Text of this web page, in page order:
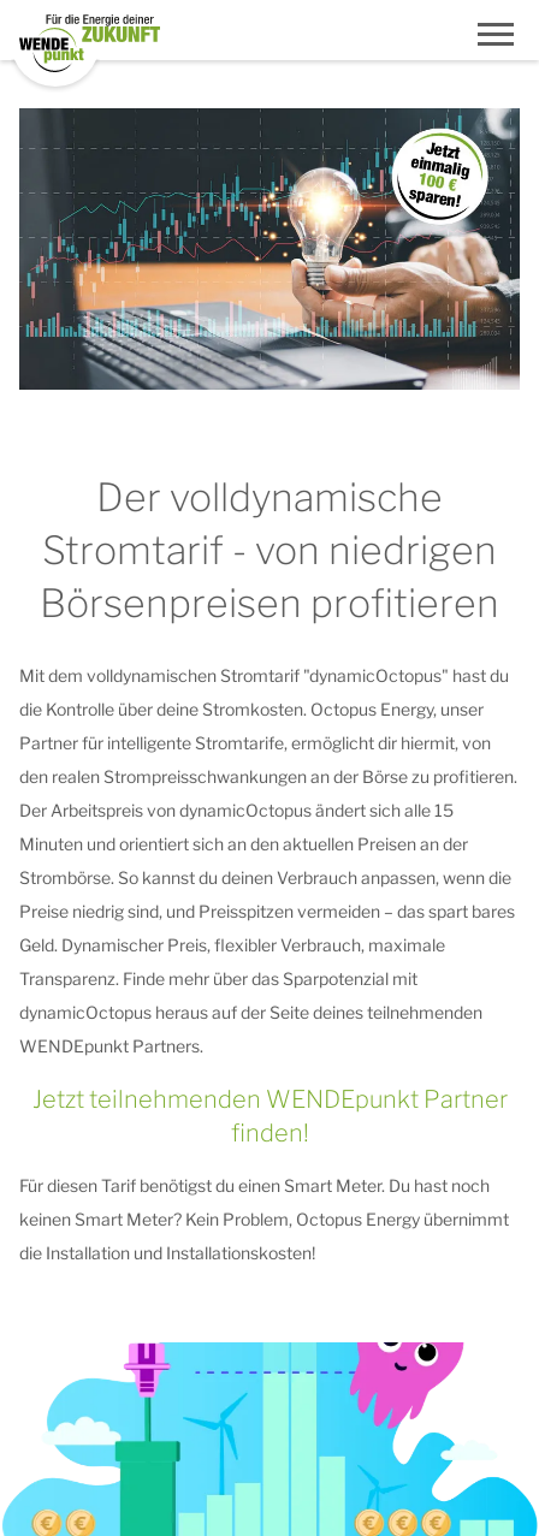
Der volldynamische
Stromtarif - von niedrigen
Börsenpreisen profitieren
Mit dem volldynamischen Stromtarif "dynamicOctopus" hast du
die Kontrolle über deine Stromkosten. Octopus Energy, unser
Partner für intelligente Stromtarife, ermöglicht dir hiermit, von
den realen Strompreisschwankungen an der Börse zu profitieren.
Der Arbeitspreis von dynamicOctopus ändert sich alle 15
Minuten und orientiert sich an den aktuellen Preisen an der
Strombörse. So kannst du deinen Verbrauch anpassen, wenn die
Preise niedrig sind, und Preisspitzen vermeiden – das spart bares
Geld. Dynamischer Preis, flexibler Verbrauch, maximale
Transparenz. Finde mehr über das Sparpotenzial mit
dynamicOctopus heraus auf der Seite deines teilnehmenden
WENDEpunkt Partners.
Jetzt teilnehmenden WENDEpunkt Partner
finden!
Für diesen Tarif benötigst du einen Smart Meter. Du hast noch
keinen Smart Meter? Kein Problem, Octopus Energy übernimmt
die Installation und Installationskosten!